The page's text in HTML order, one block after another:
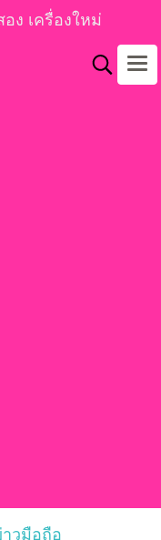
ง เครื่องใหม่
วมือถือ